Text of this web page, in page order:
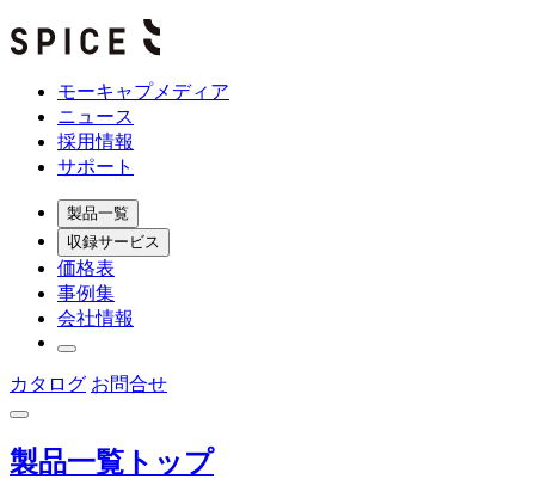
モーキャプメディア
ニュース
採用情報
サポート
製品一覧
収録サービス
価格表
事例集
会社情報
カタログ お問合せ
製品一覧トップ